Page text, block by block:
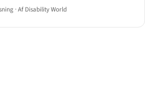
·Af Disability World